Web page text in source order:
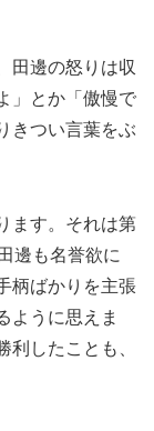
田邊の怒りは収
」とか「傲慢で
きつい言葉をぶ
ます。それは第
邊も名誉欲に
柄ばかりを主張
ように思えま
したことも、